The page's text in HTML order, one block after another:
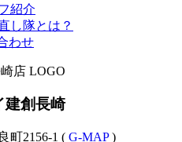
紹介
し隊とは？
わせ
建創長崎
町2156-1 ( G-MAP)